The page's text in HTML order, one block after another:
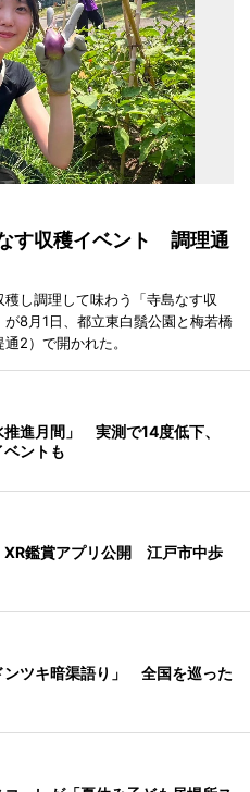
す収穫イベント 調理通
し調理して味わう「寺島なす収
8月1日、都立東白鬚公園と梅若橋
2）で開かれた。
進月間」 実測で14度低下、
ントも
XR鑑賞アプリ公開 江戸市中歩
ンツキ暗渠語り」 全国を巡った